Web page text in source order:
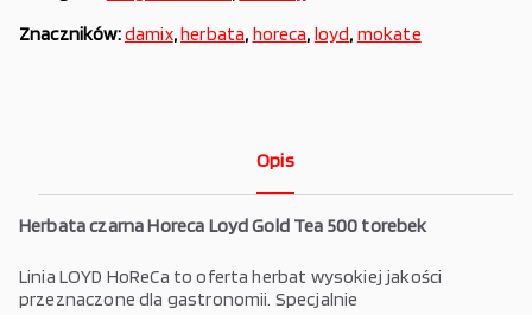
Znaczników:damix,herbata, horeca, loyd, mokate
Opis
Herbata czarna Horeca Loyd Gold Tea 500 torebek
Linia LOYD HoReCa to oferta herbat wysokiej jakości
przeznaczone dla gastronomii. Specjalnie